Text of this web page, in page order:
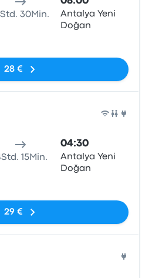
30Min.
Antalya Yeni
Doğan
28 €
15Min.
04:30
Antalya Yeni
Doğan
29 €